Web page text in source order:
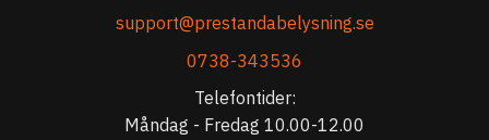
support@prestandabelysning.se
0738-343536
Telefontider:
Måndag - Fredag 10.00-12.00